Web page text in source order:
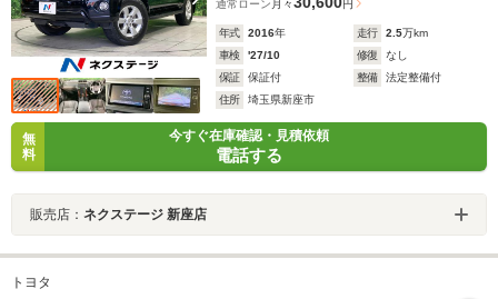
通常ローン 月々 円
年式 2016年 走行 2.5万km
車検
'27/10 修復
なし
保証
保証付 整備
法定整備付
住所
埼玉県新座市
無
料
今すぐ在庫確認・見積依頼
電話する
販売店： ネクステージ 新座店
トヨタ